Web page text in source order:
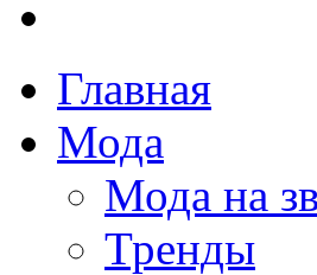
Главная
Мода
Мода на
Тренды